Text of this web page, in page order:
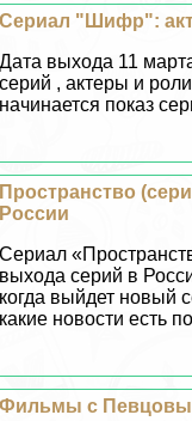
Сериал "Шифр":
Дата выхода 11
серий , актеры и
начинается показ
Прострaнcтво
России
Сериал
выхода серий в
когда выйдет новый
какие новости есть
Фильмы с